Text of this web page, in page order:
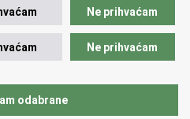
Ne prihvaćam
Ne prihvaćam
odabrane